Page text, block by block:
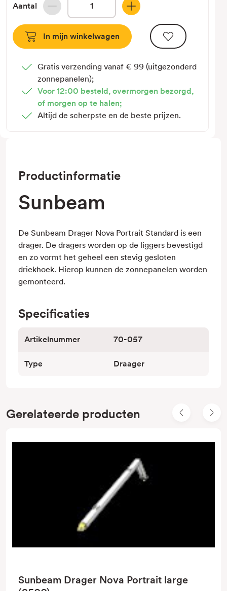
Aantal
Hoeveelheid
verlagen
van
Sunbeam
Nova
Portrait
Standard
Hoeveelheid
verhogen
van
Sunbeam
Nova
Standard
Gratis verzending vanaf € 99 (uitgezonderd
zonnepanelen);
Voor 12:00 besteld, overmorgen bezorgd,
of morgen op te halen;
Altijd de scherpste en de beste prijzen.
Productinformatie
Sunbeam
De Sunbeam Drager Nova Portrait Standard is een
drager. De dragers worden op de liggers bevestigd
en zo vormt het geheel een stevig gesloten
driekhoek. Hierop kunnen de zonnepanelen worden
gemonteerd.
Specificaties
Artikelnummer 70-057
Type Draager
Gerelateerde producten
Sunbeam Drager Nova Portrait large